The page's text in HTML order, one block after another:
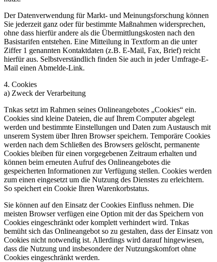
Der Datenverwendung für Markt- und Meinungsforschung können
Sie jederzeit ganz oder für bestimmte Maßnahmen widersprechen,
ohne dass hierfür andere als die Übermittlungskosten nach den
Basistarifen entstehen. Eine Mitteilung in Textform an die unter
Ziffer 1 genannten Kontaktdaten (z.B. E-Mail, Fax, Brief) reicht
hierfür aus. Selbstverständlich finden Sie auch in jeder Umfrage-E-
Mail einen Abmelde-Link.
4. Cookies
a) Zweck der Verarbeitung
Tnkas setzt im Rahmen seines Onlineangebotes „Cookies“ ein.
Cookies sind kleine Dateien, die auf Ihrem Computer abgelegt
werden und bestimmte Einstellungen und Daten zum Austausch mit
unserem System über Ihren Browser speichern. Temporäre Cookies
werden nach dem Schließen des Browsers gelöscht, permanente
Cookies bleiben für einen vorgegebenen Zeitraum erhalten und
können beim erneuten Aufruf des Onlineangebotes die
gespeicherten Informationen zur Verfügung stellen. Cookies werden
zum einen eingesetzt um die Nutzung des Dienstes zu erleichtern.
So speichert ein Cookie Ihren Warenkorbstatus.
Sie können auf den Einsatz der Cookies Einfluss nehmen. Die
meisten Browser verfügen eine Option mit der das Speichern von
Cookies eingeschränkt oder komplett verhindert wird. Tnkas
bemüht sich das Onlineangebot so zu gestalten, dass der Einsatz von
Cookies nicht notwendig ist. Allerdings wird darauf hingewiesen,
dass die Nutzung und insbesondere der Nutzungskomfort ohne
Cookies eingeschränkt werden.